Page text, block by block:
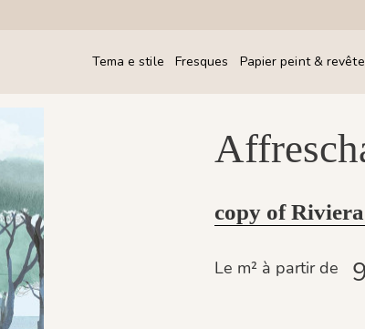
Tema e stile Fresques Papier peint &
copy of